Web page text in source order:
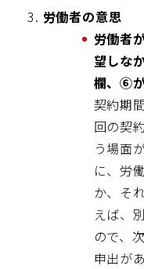
労働者の意思
労働者
望しな
欄、⑥が
契約期
回の契
う場面
に、労
か、そ
えば、
ので、
申出が